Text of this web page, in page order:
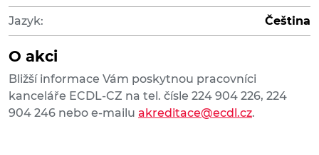
Jazyk: Čeština
O akci
Bližší informace Vám poskytnou pracovníci
kanceláře ECDL-CZ na tel. čísle 224 904 226, 224
904 246 nebo e-mailu akreditace@ecdl.cz.